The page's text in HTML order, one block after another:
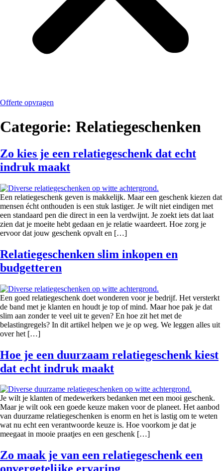
Offerte opvragen
Categorie: Relatiegeschenken
Zo kies je een relatiegeschenk dat echt
indruk maakt
Een relatiegeschenk geven is makkelijk. Maar een geschenk kiezen dat
mensen écht onthouden is een stuk lastiger. Je wilt niet eindigen met
een standaard pen die direct in een la verdwijnt. Je zoekt iets dat laat
zien dat je moeite hebt gedaan en je relatie waardeert. Hoe zorg je
ervoor dat jouw geschenk opvalt en […]
Relatiegeschenken slim inkopen en
budgetteren
Een goed relatiegeschenk doet wonderen voor je bedrijf. Het versterkt
de band met je klanten en houdt je top of mind. Maar hoe pak je dat
slim aan zonder te veel uit te geven? En hoe zit het met de
belastingregels? In dit artikel helpen we je op weg. We leggen alles uit
over het […]
Hoe je een duurzaam relatiegeschenk kiest
dat echt indruk maakt
Je wilt je klanten of medewerkers bedanken met een mooi geschenk.
Maar je wilt ook een goede keuze maken voor de planeet. Het aanbod
van duurzame relatiegeschenken is enorm en het is lastig om te weten
wat nu echt een verantwoorde keuze is. Hoe voorkom je dat je
meegaat in mooie praatjes en een geschenk […]
Zo maak je van een relatiegeschenk een